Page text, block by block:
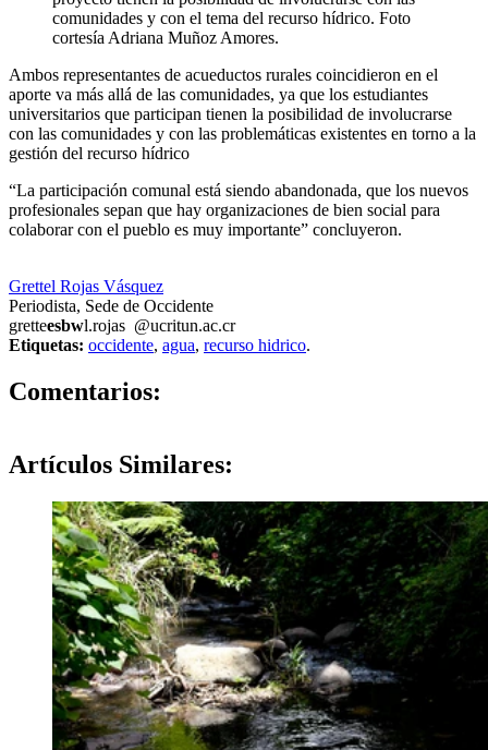
comunidades y con el tema del recurso hídrico. Foto
cortesía Adriana Muñoz Amores.
Ambos representantes de acueductos rurales coincidieron en el
aporte va más allá de las comunidades, ya que los estudiantes
universitarios que participan tienen la posibilidad de involucrarse
con las comunidades y con las problemáticas existentes en torno a la
gestión del recurso hídrico
“La participación comunal está siendo abandonada, que los nuevos
profesionales sepan que hay organizaciones de bien social para
colaborar con el pueblo es muy importante” concluyeron.
Grettel Rojas Vásquez
Periodista, Sede de Occidente
gretteesbwl.rojas @ucritun.ac.cr
Etiquetas: occidente, agua, recurso hidrico.
Comentarios:
Artículos Similares: